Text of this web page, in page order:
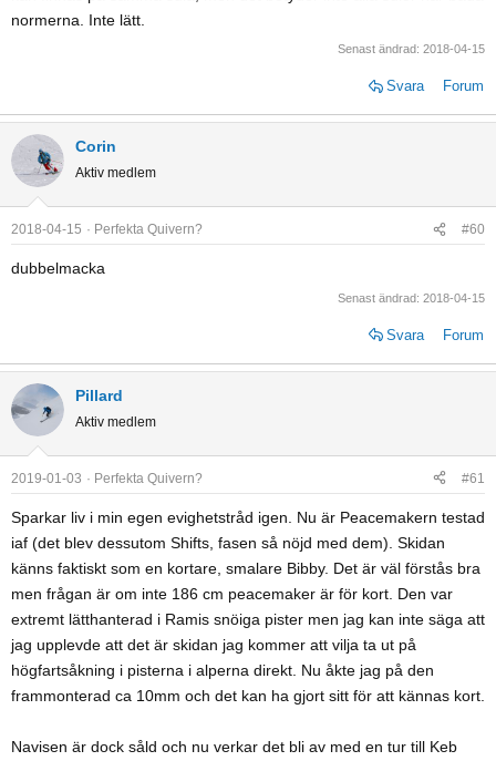
MTN Labs har väl touring sulor. Då behövs det en MNC(Multi norm
https://www.pugski.com/threads/the-new-sole-of-skiing-part-2.6477/
normerna. Inte lätt.
Senast ändrad: 2018-04-15
Svara Forum
Corin
Aktiv medlem
2018-04-15 Perfekta Quivern? #60
dubbelmacka
Senast ändrad: 2018-04-15
Svara Forum
Pillard
Aktiv medlem
2019-01-03 Perfekta Quivern? #61
Sparkar liv i min egen evighetstråd igen. Nu är Peacemakern testad
iaf (det blev dessutom Shifts, fasen så nöjd med dem). Skidan
känns faktiskt som en kortare, smalare Bibby. Det är väl förstås bra
men frågan är om inte 186 cm peacemaker är för kort. Den var
extremt lätthanterad i Ramis snöiga pister men jag kan inte säga att
jag upplevde att det är skidan jag kommer att vilja ta ut på
högfartsåkning i pisterna i alperna direkt. Nu åkte jag på den
frammonterad ca 10mm och det kan ha gjort sitt för att kännas kort.
Navisen är dock såld och nu verkar det bli av med en tur till Keb